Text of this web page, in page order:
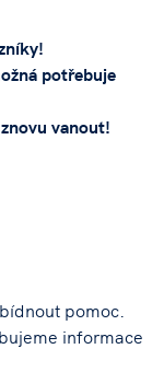
potřebuje
vanout!
pomoc.
informace